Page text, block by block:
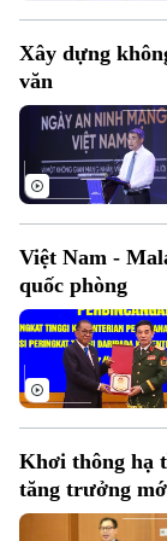
Dinh dưỡng
Tư vấn sức khỏe
Bóng đá
Quần vợt
Golf
Giải trí
Tin tức
Điện ảnh
Thời trang
Âm nhạc
Đã phát sóng
Xây dựng
văn
Việt Nam -
quốc phòng
Khơi thông hạ
tăng trưởng